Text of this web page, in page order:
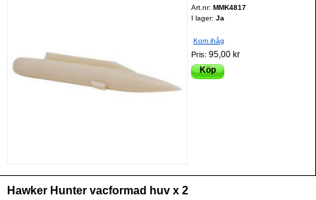
Art.nr:MMK4817
I lager: Ja
Kom ihåg
Pris:95,00 kr
Köp
Hawker Hunter vacformad huv x 2